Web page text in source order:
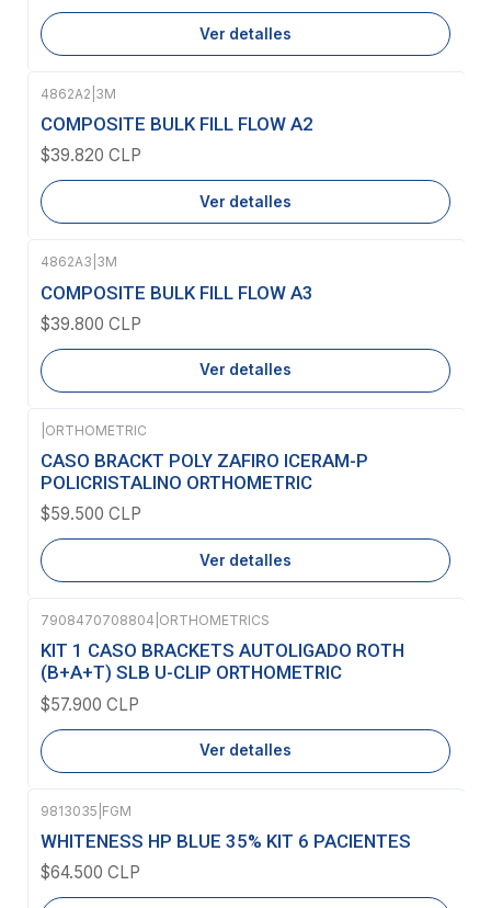
Ver detalles
Agotado
4862A2 3M
COMPOSITE BULK FILL FLOW A2
$39.820 CLP
Ver detalles
Agotado
4862A3 3M
COMPOSITE BULK FILL FLOW A3
$39.800 CLP
Ver detalles
Agotado
ORTHOMETRIC
CASO BRACKT POLY ZAFIRO ICERAM-P
POLICRISTALINO ORTHOMETRIC
$59.500 CLP
Ver detalles
Agotado
7908470708804 ORTHOMETRICS
KIT 1 CASO BRACKETS AUTOLIGADO ROTH
(B+A+T) SLB U-CLIP ORTHOMETRIC
$57.900 CLP
Ver detalles
Agotado
9813035 FGM
WHITENESS HP BLUE 35% KIT 6 PACIENTES
$64.500 CLP